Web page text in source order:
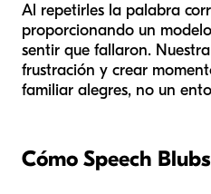
Al repetirles la palabra
proporcionando un
sentir que fallaron.
frustración y crear
familiar alegres, no un
Cómo Speech